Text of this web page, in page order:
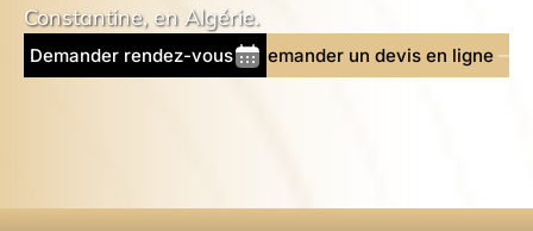
Constantine, en Algérie.
Demander rendez-vous Demander un devis en ligne